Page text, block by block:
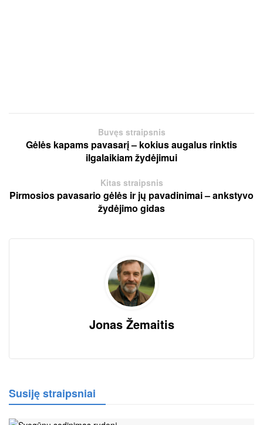
Buvęs straipsnis
Gėlės kapams pavasarį – kokius augalus rinktis
ilgalaikiam žydėjimui
Kitas straipsnis
Pirmosios pavasario gėlės ir jų pavadinimai – ankstyvo
žydėjimo gidas
Jonas Žemaitis
Susiję straipsniai